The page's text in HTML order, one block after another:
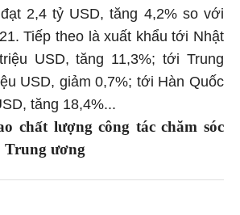
2,4 tỷ USD, tăng 4,2% so với
Tiếp theo là xuất khẩu tới Nhật
USD, tăng 11,3%; tới Trung
USD, giảm 0,7%; tới Hàn Quốc
tăng 18,4%...
chất lượng công tác chăm sóc
Trung ương